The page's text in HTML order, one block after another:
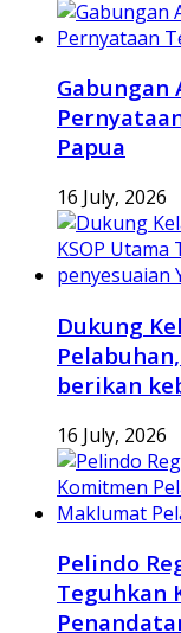
Gabungan
Papua
16 July, 2026
Dukung
berikan
16 July, 2026
Pelindo
Teguhkan